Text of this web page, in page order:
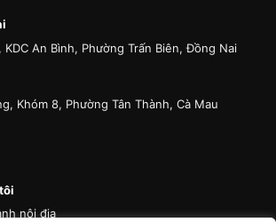
KDC An Bình, Phường Trấn Biên, Đồng Nai
Khóm 8, Phường Tân Thành, Cà Mau
nội địa